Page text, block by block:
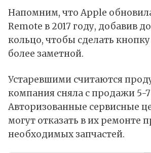
Напомним, что Apple
Remote в 2017 году, добавив
кольцо, чтобы сделать
более заметной.
Устаревшими считаются
компания сняла с продажи 5-7
Авторизованные сервисные
могут отказать в их ремонте
необходимых запчастей.